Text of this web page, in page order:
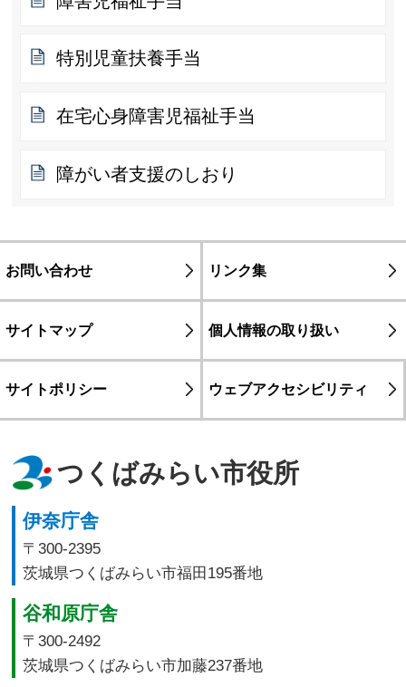
特別児童扶養手当
在宅心身障害児福祉手当
障がい者支援のしおり
お問い合わせ リンク集
サイトマップ 個人情報の取り扱い
サイトポリシー ウェブアクセシビリティ
つくばみらい市役所
伊奈庁舎
〒300-2395
茨城県つくばみらい市福田195番地
谷和原庁舎
〒300-2492
茨城県つくばみらい市加藤237番地